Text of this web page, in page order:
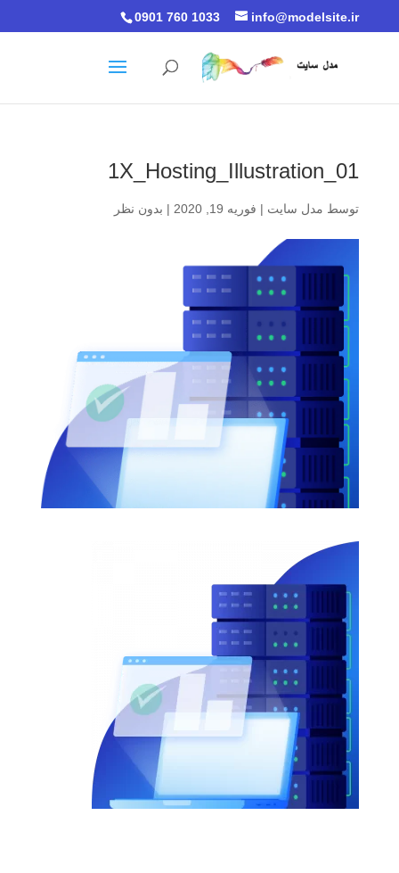
0901 760 1033 info@modelsite.ir
1X_Hosting_Illustration_01
توسط مدل سایت | فوریه 19, 2020 | بدون نظر